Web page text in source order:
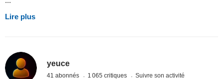
Lire plus
yeuce
41 abonnés 1 065 critiques Suivre son activité